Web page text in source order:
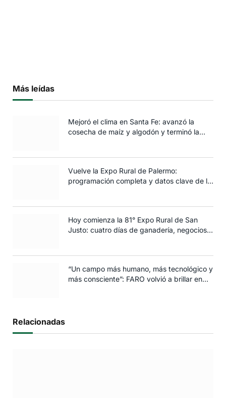
Más leídas
Mejoró el clima en Santa Fe: avanzó la
cosecha de maíz y algodón y terminó la
Vuelve la Expo Rural de Palermo:
programación completa y datos clave de la
Hoy comienza la 81° Expo Rural de San
Justo: cuatro días de ganadería, negocios y
“Un campo más humano, más tecnológico y
más consciente”: FARO volvió a brillar en
Relacionadas